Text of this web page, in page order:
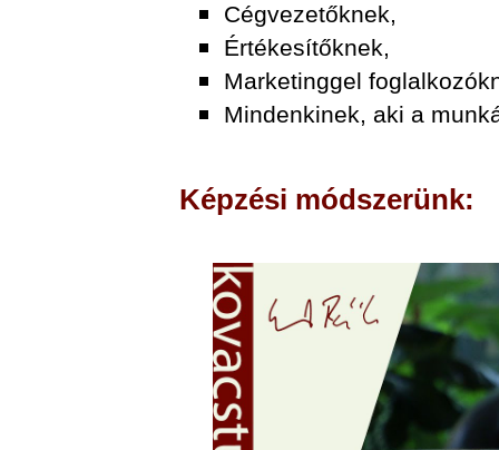
Cégvezetőknek,
Értékesítőknek,
Marketinggel
Mindenkinek, aki a
Képzési módszerünk: